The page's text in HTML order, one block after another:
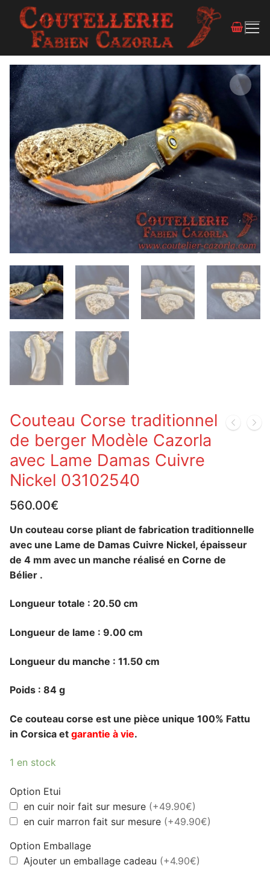
Couteau Corse traditionnel
de berger Modèle Cazorla
avec Lame Damas Cuivre
Nickel 03102540
560.00€
Un couteau corse pliant de fabrication traditionnelle
avec une Lame de Damas Cuivre Nickel, épaisseur
de 4 mm avec un manche réalisé en Corne de
Bélier .
Longueur totale : 20.50 cm
Longueur de lame : 9.00 cm
Longueur du manche : 11.50 cm
Poids : 84 g
Ce couteau corse est une pièce unique 100% Fattu
in Corsica et garantie à vie.
1 en stock
Option Etui
en cuir noir fait sur mesure (+49.90€)
en cuir marron fait sur mesure (+49.90€)
Option Emballage
Ajouter un emballage cadeau (+4.90€)